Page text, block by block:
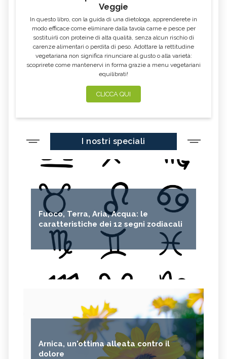
Veggie
In questo libro, con la guida di una dietologa, apprenderete in
modo efficace come eliminare dalla tavola carne e pesce per
sostituirli con proteine di alta qualità, senza alcun rischio di
carenze alimentari o perdita di peso. Adottare la rettitudine
vegetariana non significa rinunciare al gusto o alla varietà:
scoprirete come mantenervi in forma grazie a menu vegetariani
equilibrati!
CLICCA QUI
I nostri speciali
Fuoco, Terra, Aria, Acqua: le
caratteristiche dei 12 segni zodiacali
Arnica, un'ottima alleata contro il
dolore